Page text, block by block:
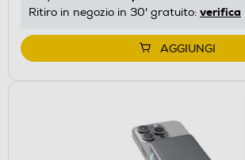
Ritiro in negozio in 30' gratuito: verifica
AGGIUNGI